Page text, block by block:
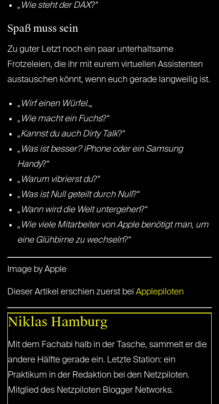
„ Wie steht der DAX?“
Spaß muss sein
Zu guter Letzt noch ein paar unterhaltsame
Frotzeleien, die ihr mit eurem virtuellen Assistenten
austauschen könnt, wenn euch gerade langweilig ist.
„ Wirf einen Würfel.„
„ Wie macht ein Fuchs?“
„Kannst du auch Dirty Talk?“
„ Was ist besser? iPhone oder ein Samsung
Handy?“
„ Warum vibrierst du?“
„ Was ist Null geteilt durch Null?“
„ Wann wird die Welt untergehen?“
„ Wie viele Mitarbeiter von Apple benötigt man, um
eine Glühbirne zu wechseln?“
Image by Apple
Dieser Artikel erschien zuerst bei Applepiloten
Niklas Hamburg
Mit dem Fachabi halb in der Tasche, sammelt er die
andere Hälfte gerade ein. Letzte Station: ein
Praktikum in der Redaktion bei den Netzpiloten.
Mitglied des Netzpiloten Blogger Networks.